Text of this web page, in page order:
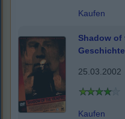
Kaufen
Shadow of
25.03.2002
Kaufen